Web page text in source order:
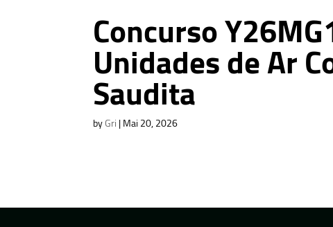
Concurso
Unidades de Ar
Saudita
byGri|Mai 20, 2026